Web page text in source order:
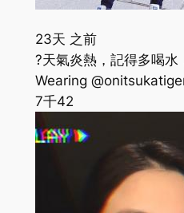
23天 之前
?天氣炎熱，記得多喝水
Wearing
7千42